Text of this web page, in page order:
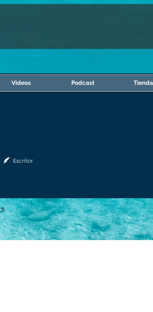
Videos Podcast
Escritor